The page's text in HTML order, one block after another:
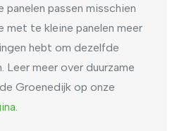
panelen passen misschien
met te kleine panelen meer
hebt om dezelfde
Leer meer over duurzame
Groenedijk op onze